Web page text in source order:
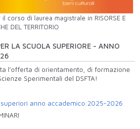
corso di laurea magistrale in RISORSE E
DEL TERRITORIO
LA SCUOLA SUPERIORE - ANNO
l’offerta di orientamento, di formazione
Sperimentali del DSFTA!
anno accademico 2025-2026